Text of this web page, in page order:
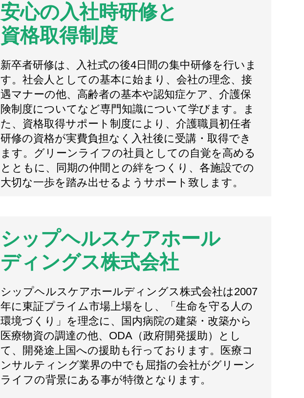
安心の入社時研修と
資格取得制度
新卒者研修は、入社式の後4日間の集中研修を行いま
す。社会人としての基本に始まり、会社の理念、接
遇マナーの他、高齢者の基本や認知症ケア、介護保
険制度についてなど専門知識について学びます。ま
た、資格取得サポート制度により、介護職員初任者
研修の資格が実費負担なく入社後に受講・取得でき
ます。グリーンライフの社員としての自覚を高める
とともに、同期の仲間との絆をつくり、各施設での
大切な一歩を踏み出せるようサポート致します。
シップヘルスケアホール
ディングス株式会社
シップヘルスケアホールディングス株式会社は2007
年に東証プライム市場上場をし、「生命を守る人の
環境づくり」を理念に、国内病院の建築・改築から
医療物資の調達の他、ODA（政府開発援助）とし
て、開発途上国への援助も行っております。医療コ
ンサルティング業界の中でも屈指の会社がグリーン
ライフの背景にある事が特徴となります。